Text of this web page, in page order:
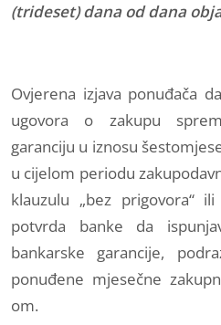
(trideset) dana od dana
Ovjerena izjava ponuđača
ugovora o zakupu
garanciju u iznosu
u cijelom periodu
klauzulu „bez prigovora“
potvrda banke da
bankarske garancije,
ponuđene mjesečne
om.